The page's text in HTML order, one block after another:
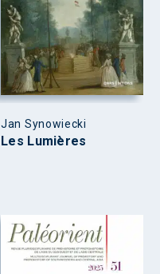
Jan Synowiecki
Les Lumières